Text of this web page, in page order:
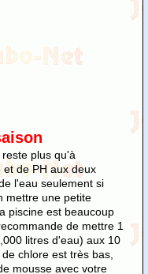
plus qu'à
de PH aux deux
l'eau seulement si
mettre une petite
piscine est beaucoup
de mettre 1
litres d'eau) aux 10
chlore est très bas,
mousse avec votre